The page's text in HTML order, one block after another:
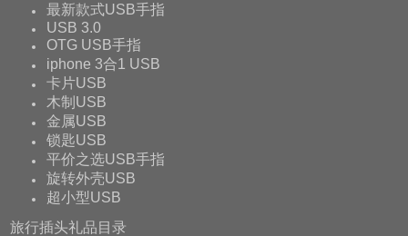
最新款式USB手指
USB 3.0
OTG USB手指
iphone 3合1 USB
卡片USB
木制USB
金属USB
锁匙USB
平价之选USB手指
旋转外壳USB
超小型USB
旅行插头礼品目录